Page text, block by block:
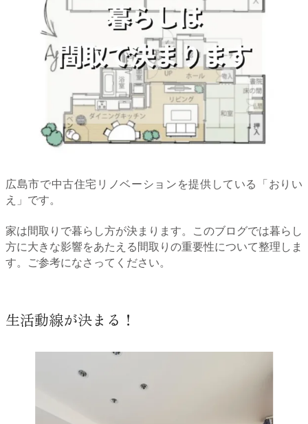
広島市で中古住宅リノベーションを提供している「おりい
え」です。
家は間取りで暮らし方が決まります。このブログでは暮らし
方に大きな影響をあたえる間取りの重要性について整理しま
す。ご参考になさってください。
生活動線が決まる！